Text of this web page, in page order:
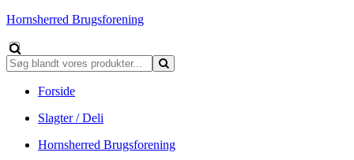
Hornsherred Brugsforening
Forside
Slagter / Deli
Hornsherred Brugsforening